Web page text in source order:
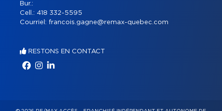
Bur.:
Cell.: 418 332-5595
Courriel: francois.gagne@remax-quebec.com
RESTONS EN CONTACT